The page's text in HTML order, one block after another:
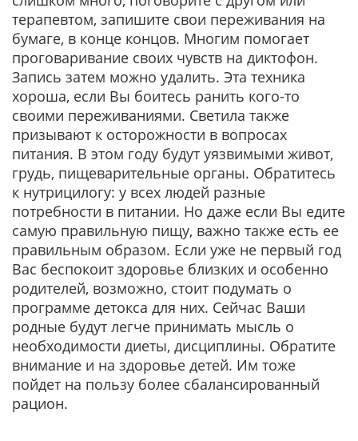
терапевтом, запишите свои переживания на
бумаге, в конце концов. Многим помогает
проговаривание своих чувств на диктофон.
Запись затем можно удалить. Эта техника
хороша, если Вы боитесь ранить кого-то
своими переживаниями. Светила также
призывают к осторожности в вопросах
питания. В этом году будут уязвимыми живот,
грудь, пищеварительные органы. Обратитесь
к нутрицилогу: у всех людей разные
потребности в питании. Но даже если Вы едите
самую правильную пищу, важно также есть ее
правильным образом. Если уже не первый год
Вас беспокоит здоровье близких и особенно
родителей, возможно, стоит подумать о
программе детокса для них. Сейчас Ваши
родные будут легче принимать мысль о
необходимости диеты, дисциплины. Обратите
внимание и на здоровье детей. Им тоже
пойдет на пользу более сбалансированный
рацион.